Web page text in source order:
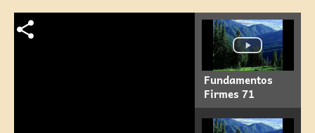
Fundamentos
Firmes 71